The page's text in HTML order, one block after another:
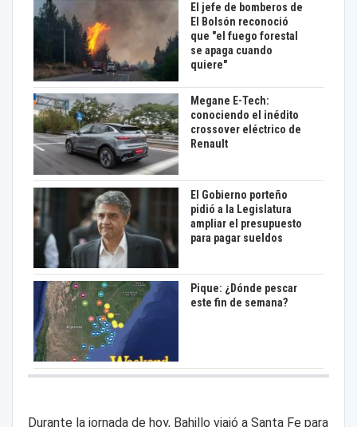
El jefe de bomberos de
El Bolsón reconoció
que "el fuego forestal
se apaga cuando
quiere"
Megane E-Tech:
conociendo el inédito
crossover eléctrico de
Renault
El Gobierno porteño
pidió a la Legislatura
ampliar el presupuesto
para pagar sueldos
Pique: ¿Dónde pescar
este fin de semana?
Durante la jornada de hoy, Bahillo viajó a Santa Fe para